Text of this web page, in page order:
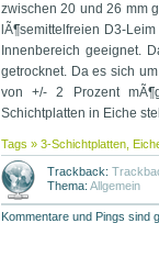
zwischen 20 und 26 mm
lÃ¶semittelfreien D3-
Innenbereich geeignet.
getrocknet. Da es sich
von +/- 2 Prozent
Schichtplatten in Eiche
Tags » 3-Schichtplatten
Trackback:
Thema: Allgemein
Kommentare und Pings sind